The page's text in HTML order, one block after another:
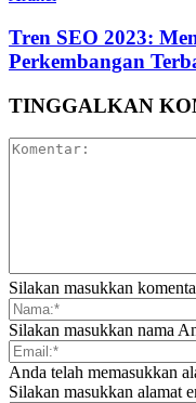
Tren SEO 2023:
Perkembangan
TINGGALKAN
Silakan masukkan
Silakan masukkan nama
Anda telah memasukkan
Silakan masukkan alamat